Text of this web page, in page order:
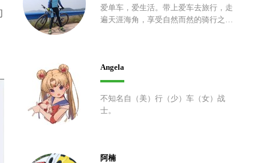
爱单车，爱生活。带上爱车去旅行，走
遍天涯海角，享受自然而然的骑行之
命历程。
Angela
不知名自（美）行（少）车（女）战
士。
阿楠